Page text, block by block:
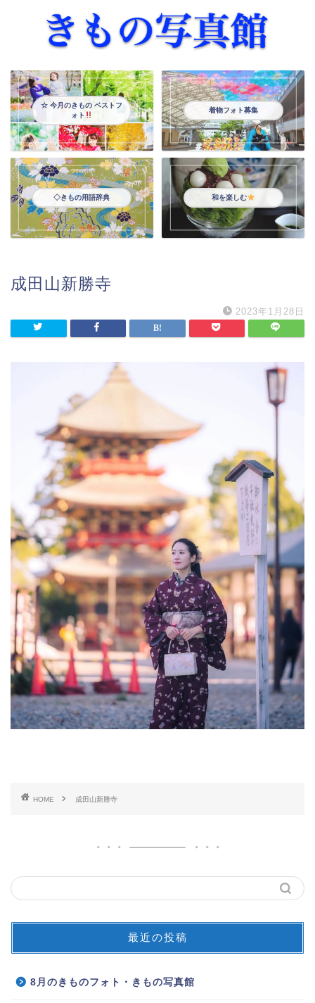
☆ 今月のきもの ベストフ
ォト
着物フォト募集
◇きもの用語辞典 和を楽しむ
成田山新勝寺
2023年1月28日
HOME 成田山新勝寺
最近の投稿
8月のきものフォト・きもの写真館